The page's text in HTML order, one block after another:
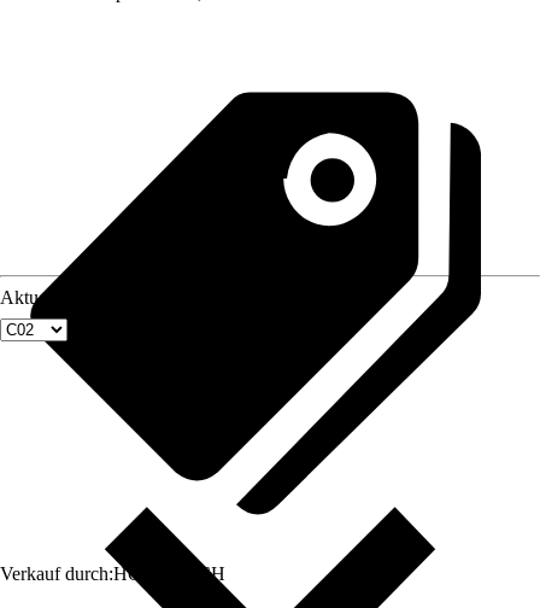
Verkauf durch:HORNBACH
Aktuellste Fenstergröße